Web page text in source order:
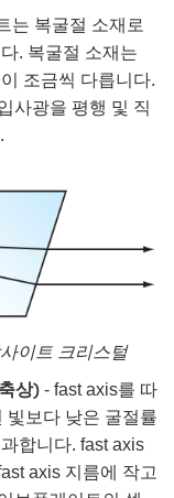
는 복굴절 소재로
. 복굴절 소재는
조금씩 다릅니다.
사광을 평행 및 직
이트 크리스털
상) - fast axis를 따
빛보다 낮은 굴절률
합니다. fast axis
axis 지름에 작고